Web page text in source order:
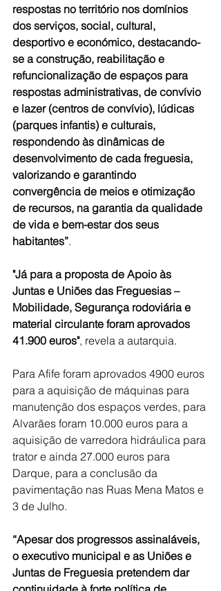
respostas no território nos domínios
dos serviços, social, cultural,
desportivo e económico, destacando-
se a construção, reabilitação e
refuncionalização de espaços para
respostas administrativas, de convívio
e lazer (centros de convívio), lúdicas
(parques infantis) e culturais,
respondendo às dinâmicas de
desenvolvimento de cada freguesia,
valorizando e garantindo
convergência de meios e otimização
de recursos, na garantia da qualidade
de vida e bem-estar dos seus
habitantes”.
"Já para a proposta de Apoio às
Juntas e Uniões das Freguesias –
Mobilidade, Segurança rodoviária e
material circulante foram aprovados
41.900 euros", revela a autarquia.
Para Afife foram aprovados 4900 euros
para a aquisição de máquinas para
manutenção dos espaços verdes, para
Alvarães foram 10.000 euros para a
aquisição de varredora hidráulica para
trator e ainda 27.000 euros para
Darque, para a conclusão da
pavimentação nas Ruas Mena Matos e
3 de Julho.
“Apesar dos progressos assinaláveis,
o executivo municipal e as Uniões e
Juntas de Freguesia pretendem dar